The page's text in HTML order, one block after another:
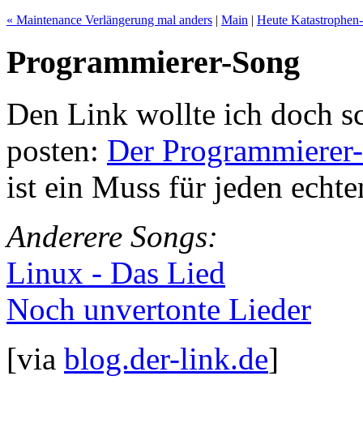
« Maintenance Verlängerung mal anders | Main | Heute
Programmierer-Song
Den Link wollte ich doch
posten: Der
ist ein Muss für jeden
Anderere Songs:
Linux - Das Lied
Noch unvertonte Lieder
[via blog.der-link.de]